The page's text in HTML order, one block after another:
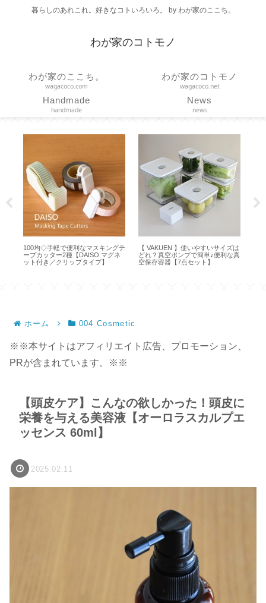
暮らしのあれこれ。好きなコトいろいろ。 by わが家のここち。
わが家のコトモノ
わが家のここち。
wagacoco.com
わが家のコトモノ
wagacoco.net
Handmade
handmade
News
news
100均◇手軽で便利なマスキングテ
ープカッター2種【DAISO マグネ
ット付き／クリップタイプ】
【 VAKUEN 】使いやすいサイズは
どれ？真空ポンプで簡単♪便利な真
空保存容器【7点セット】
ホーム 004 Cosmetic
※※本サイトはアフィリエイト広告、プロモーション、
PRが含まれています。※※
【頭皮ケア】こんなの欲しかった！頭皮に
栄養を与える美容液【オーロラスカルプエ
ッセンス 60ml】
2025.02.11